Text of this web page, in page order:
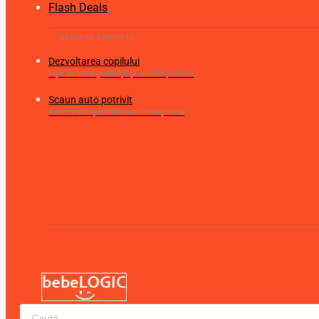
Flash Deals
Dezvoltarea copilului
Fișe de lucru gradiniță și clasele primare
Scaun auto potrivit
Verifică compatibilitatea cu mașina ta
Products